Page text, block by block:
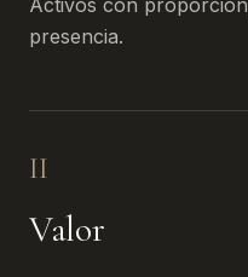
presencia.
II
Valor